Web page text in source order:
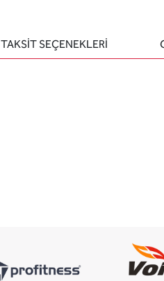
TAKSİT SEÇENEKLERİ